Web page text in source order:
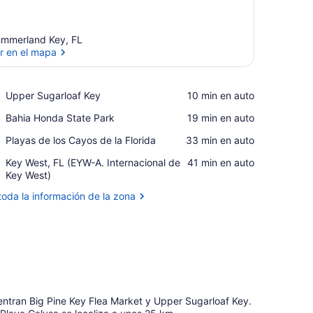
Key, FL
en el mapa
Upper Sugarloaf Key
Place,
Sugarloaf
‪10 min en auto‬
Bahia Honda State Park
Place,
Honda
Park
‪19 min en auto‬
Playas de los Cayos de la Florida
Place,
de
los
Cayos
de
‪33 min en auto‬
Key West, FL (EYW-A. Internacional de
Key West)
Airport,
Key
FL
‪41 min en auto‬
la información de la zona
Big Pine Key Flea Market y Upper Sugarloaf Key.